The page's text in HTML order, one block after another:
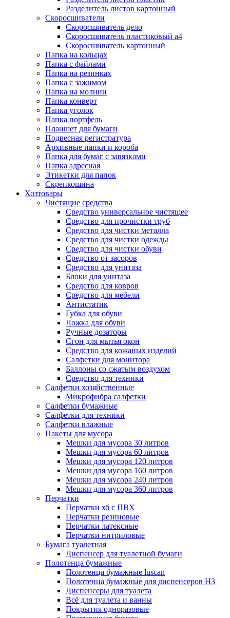
Разделитель листов картонный
Скоросшиватели
Скоросшиватель дело
Скоросшиватель пластиковый а4
Скоросшиватель картонный
Папка на кольцах
Папка с файлами
Папка на резинках
Папка с зажимом
Папка на молнии
Папка конверт
Папка уголок
Папка портфель
Планшет для бумаги
Подвесная регистратура
Архивные папки и короба
Папка для бумаг с завязками
Папка адресная
Этикетки для папок
Скрепкошина
Хозтовары
Чистящие средства
Средство универсальное чистящее
Средство для прочистки труб
Средство для чистки металла
Средство для чистки одежды
Средство для чистки обуви
Средство от засоров
Средство для унитаза
Блоки для унитаза
Средство для ковров
Средство для мебели
Антистатик
Губка для обуви
Ложка для обуви
Ручные дозаторы
Сгон для мытья окон
Средство для кожаных изделий
Салфетки для монитора
Баллоны со сжатым воздухом
Средство для техники
Салфетки хозяйственные
Микрофибра салфетки
Салфетки бумажные
Салфетки для техники
Салфетки влажные
Пакеты для мусора
Мешки для мусора 30 литров
Мешки для мусора 60 литров
Мешки для мусора 120 литров
Мешки для мусора 160 литров
Мешки для мусора 240 литров
Мешки для мусора 360 литров
Перчатки
Перчатки хб с ПВХ
Перчатки резиновые
Перчатки латексные
Перчатки нитриловые
Бумага туалетная
Диспенсер для туалетной бумаги
Полотенца бумажные
Полотенца бумажные luscan
Полотенца бумажные для диспенсеров H3
Диспенсеры для туалета
Всё для туалета и ванны
Покрытия одноразовые